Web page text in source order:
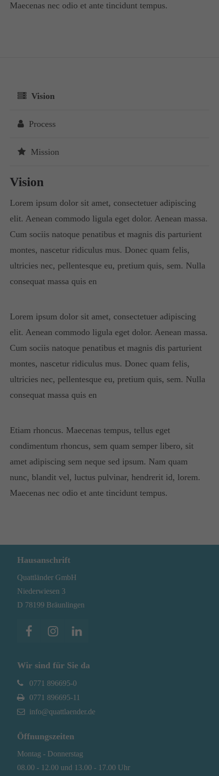
Maecenas nec odio et ante tincidunt tempus.
Vision
Process
Mission
Vision
Lorem ipsum dolor sit amet, consectetuer adipiscing
elit. Aenean commodo ligula eget dolor. Aenean massa.
Cum sociis natoque penatibus et magnis dis parturient
montes, nascetur ridiculus mus. Donec quam felis,
ultricies nec, pellentesque eu, pretium quis, sem. Nulla
consequat massa quis en
Lorem ipsum dolor sit amet, consectetuer adipiscing
elit. Aenean commodo ligula eget dolor. Aenean massa.
Cum sociis natoque penatibus et magnis dis parturient
montes, nascetur ridiculus mus. Donec quam felis,
ultricies nec, pellentesque eu, pretium quis, sem. Nulla
consequat massa quis en
Etiam rhoncus. Maecenas tempus, tellus eget
condimentum rhoncus, sem quam semper libero, sit
amet adipiscing sem neque sed ipsum. Nam quam
nunc, blandit vel, luctus pulvinar, hendrerit id, lorem.
Maecenas nec odio et ante tincidunt tempus.
Hausanschrift
Quattländer GmbH
Niederwiesen 3
D 78199 Bräunlingen
Wir sind für Sie da
0771 896695-0
0771 896695-11
info@quattlaender.de
Öffnungszeiten
Montag - Donnerstag
08.00 - 12.00 und 13.00 - 17.00 Uhr